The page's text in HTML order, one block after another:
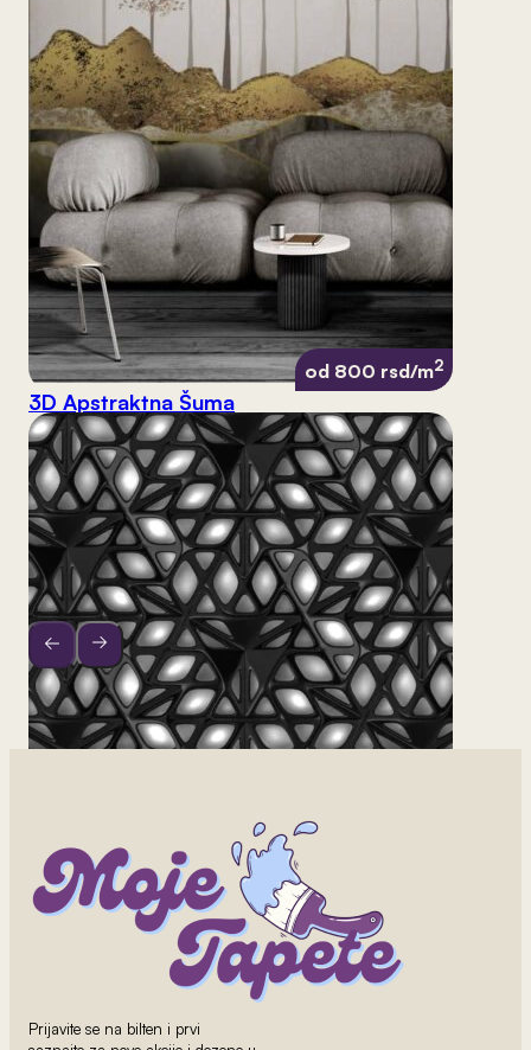
od 800 rsd/m2
3D Apstraktna Šuma
3D Tapet 11
Prijavite se na bilten i prvi